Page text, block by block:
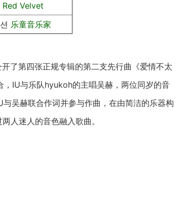
Red Velvet
乐童音乐家
了第四张正规专辑的第二支先行曲《爱情不太
IU与乐队hyukoh的主唱吴赫，两位同岁的音
吴赫联合作词并参与作曲，在由简洁的乐器构
人迷人的音色融入歌曲。